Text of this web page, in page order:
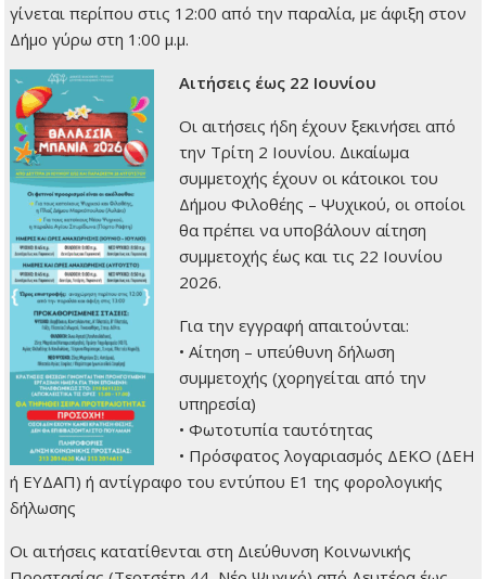
γίνεται περίπου στις 12:00 από την παραλία, με άφιξη στον
Δήμο γύρω στη 1:00 μ.μ.
Αιτήσεις έως 22 Ιουνίου
Οι αιτήσεις ήδη έχουν ξεκινήσει από
την Τρίτη 2 Ιουνίου. Δικαίωμα
συμμετοχής έχουν οι κάτοικοι του
Δήμου Φιλοθέης – Ψυχικού, οι οποίοι
θα πρέπει να υποβάλουν αίτηση
συμμετοχής έως και τις 22 Ιουνίου
2026.
Για την εγγραφή απαιτούνται:
• Αίτηση – υπεύθυνη δήλωση
συμμετοχής (χορηγείται από την
υπηρεσία)
• Φωτοτυπία ταυτότητας
• Πρόσφατος λογαριασμός ΔΕΚΟ (ΔΕΗ
ή ΕΥΔΑΠ) ή αντίγραφο του εντύπου Ε1 της φορολογικής
δήλωσης
Οι αιτήσεις κατατίθενται στη Διεύθυνση Κοινωνικής